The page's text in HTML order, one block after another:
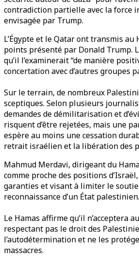
contradiction partielle avec la force
envisagée par Trump.
L’Égypte et le Qatar ont transmis au
points présenté par Donald Trump.
qu’il l’examinerait “de manière
concertation avec d’autres groupes
Sur le terrain, de nombreux
sceptiques. Selon plusieurs
demandes de démilitarisation et
risquent d’être rejetées, mais une
espère au moins une cessation
retrait israélien et la libération des
Mahmud Merdavi, dirigeant du
comme proche des positions
garanties et visant à limiter le
reconnaissance d’un État palestinien.
Le Hamas affirme qu’il n’acceptera
respectant pas le droit des
l’autodétermination et ne les
massacres.